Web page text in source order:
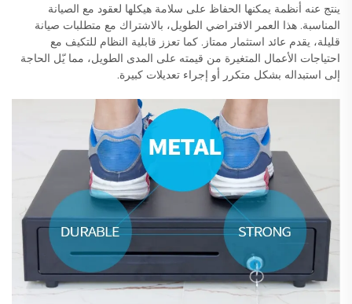
ينتج عنه أنظمة يمكنها الحفاظ على سلامة هيكلها لعقود مع الصيانة
المناسبة. هذا العمر الافتراضي الطويل، بالاشتراك مع متطلبات صيانة
قليلة، يقدم عائد استثمار ممتاز. كما تعزز قابلية النظام للتكيف مع
احتياجات الأعمال المتغيرة من قيمته على المدى الطويل، مما يّل الحاجة
إلى استبداله بشكل متكرر أو إجراء تعديلات كبيرة.